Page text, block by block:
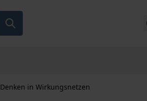
Denken in Wirkungsnetzen